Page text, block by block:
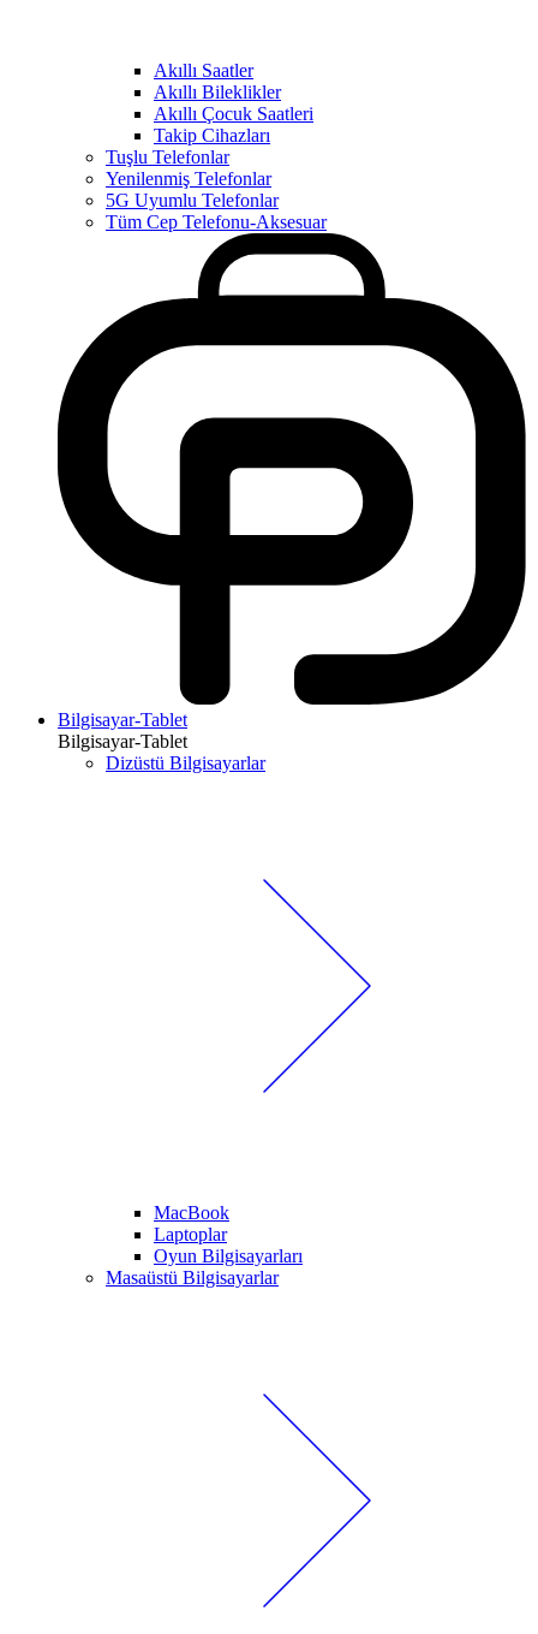
Akıllı Saatler
Akıllı Bileklikler
Akıllı Çocuk Saatleri
Takip Cihazları
Tuşlu Telefonlar
Yenilenmiş Telefonlar
5G Uyumlu Telefonlar
Tüm Cep Telefonu-Aksesuar
Bilgisayar-Tablet
Bilgisayar-Tablet
Dizüstü Bilgisayarlar
MacBook
Laptoplar
Oyun Bilgisayarları
Masaüstü Bilgisayarlar